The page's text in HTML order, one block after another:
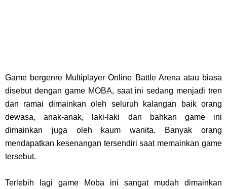
Game bergenre Multiplayer Online Battle Arena atau biasa
disebut dengan game MOBA, saat ini sedang menjadi tren
dan ramai dimainkan oleh seluruh kalangan baik orang
dewasa, anak-anak, laki-laki dan bahkan game ini
dimainkan juga oleh kaum wanita. Banyak orang
mendapatkan kesenangan tersendiri saat memainkan game
tersebut.
Terlebih lagi game Moba ini sangat mudah dimainkan